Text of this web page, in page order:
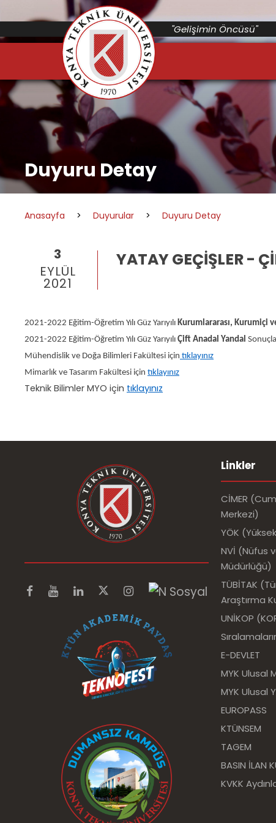
"Gelişimin Öncüsü"
Duyuru Detay
Anasayfa > Duyurular > Duyuru Detay
3
EYLÜL
2021
YATAY GEÇİŞLER -
2021-2022 Eğitim-Öğretim Yılı Güz Yarıyılı Kurumlararası, Kurumiçi
2021-2022 Eğitim-Öğretim Yılı Güz Yarıyılı Çift Anadal Yandal
Mühendislik ve Doğa Bilimleri Fakültesi için tıklayınız
Mimarlık ve Tasarım Fakültesi için tıklayınız
Teknik Bilimler MYO için tıklayınız
Linkler
CİMER
Merkezi)
YÖK
NVİ (Nüfus
Müdürlüğü)
TÜBİTAK
Araştırma
UNİKOP
E-DEVLET
MYK Ulusal
MYK Ulusal
EUROPASS
KTÜNSEM
TAGEM
BASIN İLAN
KVKK